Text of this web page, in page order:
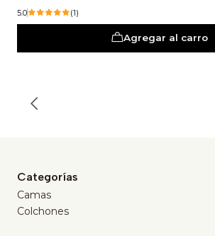
5.0 (1)
Agregar al carro
Categorías
Camas
Colchones